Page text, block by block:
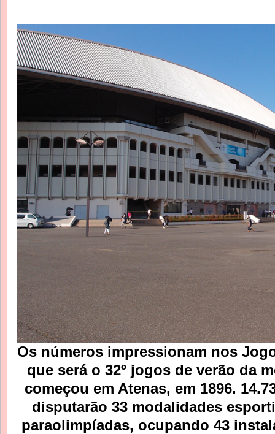
Os números impressionam nos
que será o 32º jogos de verão da
começou em Atenas, em 1896.
disputarão 33 modalidades
paraolimpíadas, ocupando 43